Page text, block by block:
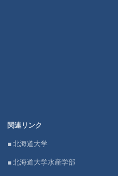
関連リンク
■ 北海道大学
■ 北海道大学水産学部